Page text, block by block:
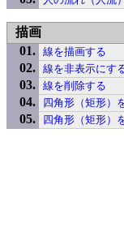
描画
線を描画する
線を非表示にす
線を削除する
四角形（矩形）
四角形（矩形）